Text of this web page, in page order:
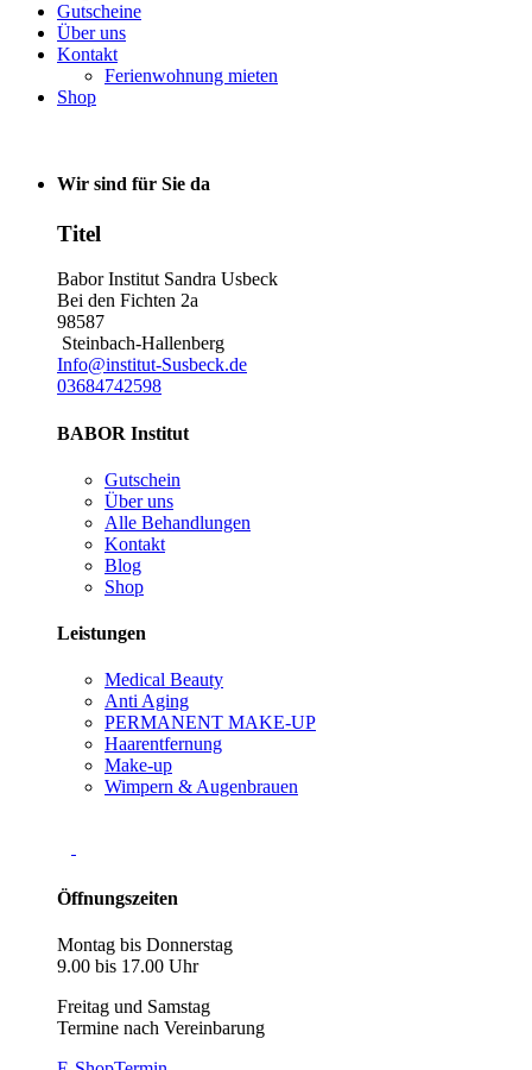
Gutscheine
Über uns
Kontakt
Ferienwohnung mieten
Shop
Wir sind für Sie da
Titel
Babor Institut Sandra Usbeck
Bei den Fichten 2a
98587
Steinbach-Hallenberg
Info@institut-Susbeck.de
03684742598
BABOR Institut
Gutschein
Über uns
Alle Behandlungen
Kontakt
Blog
Shop
Leistungen
Medical Beauty
Anti Aging
PERMANENT MAKE-UP
Haarentfernung
Make-up
Wimpern & Augenbrauen
Öffnungszeiten
Montag bis Donnerstag
9.00 bis 17.00 Uhr
Freitag und Samstag
Termine nach Vereinbarung